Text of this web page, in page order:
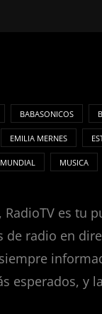
BABASONICOS
EMILIA MERNES
MUNDIAL MUSICA
es
de radio en
esperados, y